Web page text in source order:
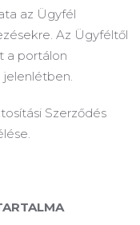
az Ügyfél
Az Ügyféltől
a portálon
Szerződés